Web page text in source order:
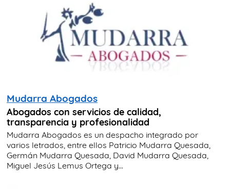
Mudarra Abogados
Abogados con servicios de calidad,
transparencia y profesionalidad
Mudarra Abogados es un despacho integrado por
varios letrados, entre ellos Patricio Mudarra Quesada,
Germán Mudarra Quesada, David Mudarra Quesada,
Miguel Jesús Lemus Ortega y...